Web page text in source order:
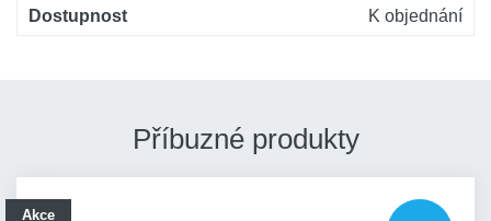
Dostupnost
K objednání
Příbuzné produkty
Akce